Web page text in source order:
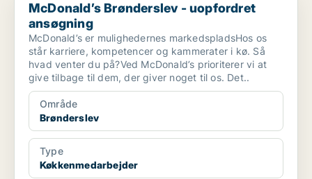
McDonald’s Brønderslev - uopfordret
ansøgning
McDonald’s er mulighedernes markedspladsHos os
står karriere, kompetencer og kammerater i kø. Så
hvad venter du på?Ved McDonald’s prioriterer vi at
give tilbage til dem, der giver noget til os. Det..
Område
Brønderslev
Type
Køkkenmedarbejder